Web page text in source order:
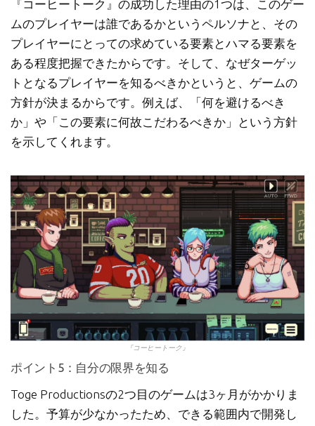
『コーヒートーク』の成功した理由の1つは、このゲー
ムのプレイヤーは誰であるかというペルソナと、その
プレイヤーにとっての求めている要素とハマる要素を
ある程度把握できたからです。そして、なぜターゲッ
トとなるプレイヤーを知るべきかというと、ゲームの
方針が決まるからです。例えば、「何を避けるべき
か」や「この要素に何故こだわるべきか」という方針
を示してくれます。
『コーヒートーク』
ポイント5：自分の限界を知る
Toge Productionsの2つ目のゲームは3ヶ月がかかりま
した。予算が少なかったため、できる範囲内で開発し